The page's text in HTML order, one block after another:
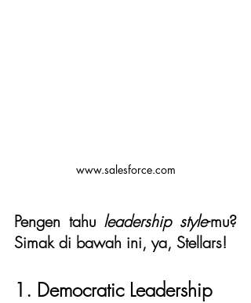
www.salesforce.com
Pengen tahu leadership style-mu?
Simak di bawah ini, ya, Stellars!
1. Democratic Leadership